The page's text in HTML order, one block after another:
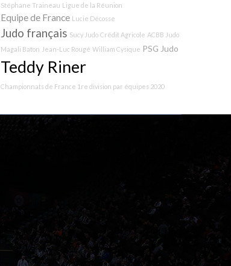
Stéphane Traineau Ligue de la Réunion
Equipe de France Lucie Décosse
Judo français Sucy Judo Crédit Agricole ACBB Judo
Magali Baton Jean-Luc Rougé William Cysique PSG Judo
Teddy Riner
Championnats de France 1re division par équipes 2020